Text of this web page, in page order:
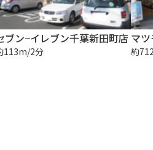
ブン−イレブン千葉新田町店
113m/2分 約